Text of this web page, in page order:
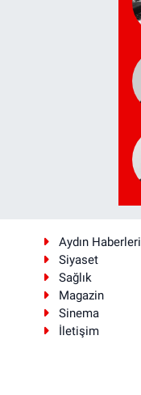
Aydın Haberleri
Siyaset
Sağlık
Magazin
Sinema
İletişim